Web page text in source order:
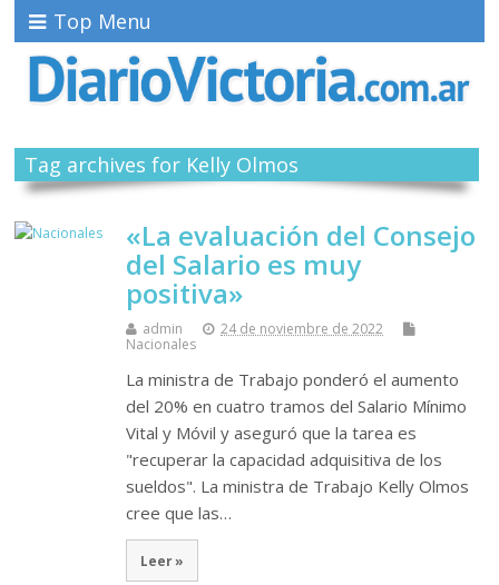
Top Menu
Tag archives for Kelly Olmos
«La evaluación del Consejo
del Salario es muy
positiva»
admin
24 de noviembre de 2022
Nacionales
La ministra de Trabajo ponderó el aumento
del 20% en cuatro tramos del Salario Mínimo
Vital y Móvil y aseguró que la tarea es
"recuperar la capacidad adquisitiva de los
sueldos". La ministra de Trabajo Kelly Olmos
cree que las…
Leer »